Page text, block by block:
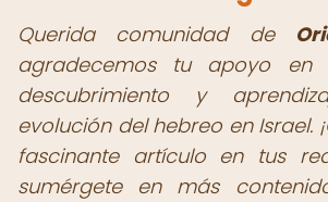
Querida comunidad de
agradecemos tu apoyo en
descubrimiento y
evolución del hebreo en Israel.
fascinante artículo en tus
sumérgete en más